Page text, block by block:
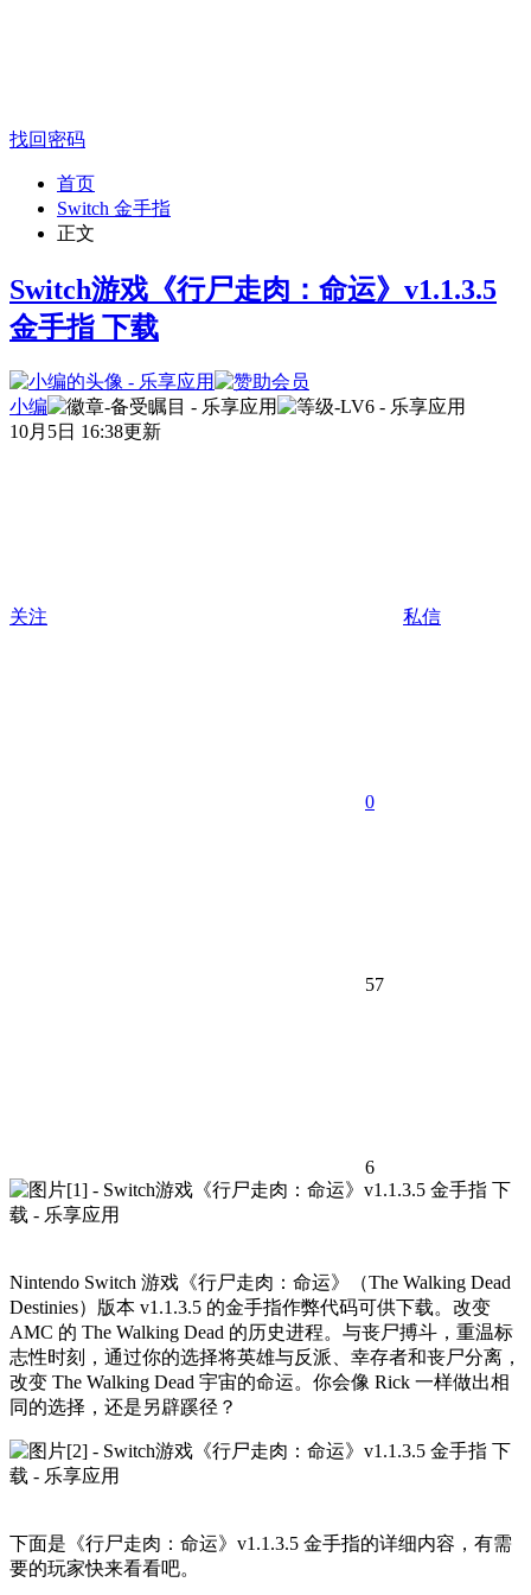
找回密码
首页
Switch 金手指
正文
Switch游戏《行尸走肉：命运》v1.1.3.5
金手指 下载
小编
10月5日 16:38更新
关注 私信
0
57
6
Nintendo Switch 游戏《行尸走肉：命运》（The Walking Dead
Destinies）版本 v1.1.3.5 的金手指作弊代码可供下载。改变
AMC 的 The Walking Dead 的历史进程。与丧尸搏斗，重温标
志性时刻，通过你的选择将英雄与反派、幸存者和丧尸分离，
改变 The Walking Dead 宇宙的命运。你会像 Rick 一样做出相
同的选择，还是另辟蹊径？
下面是《行尸走肉：命运》v1.1.3.5 金手指的详细内容，有需
要的玩家快来看看吧。